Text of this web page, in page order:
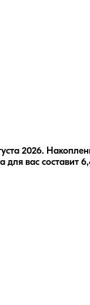
2026.
для вас составит